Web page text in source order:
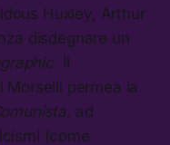
Huxley, Arthur
disdegnare un
. Il
permea la
, ad
(come